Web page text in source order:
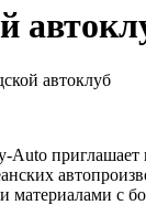
автоклуб
Auto
материалами с